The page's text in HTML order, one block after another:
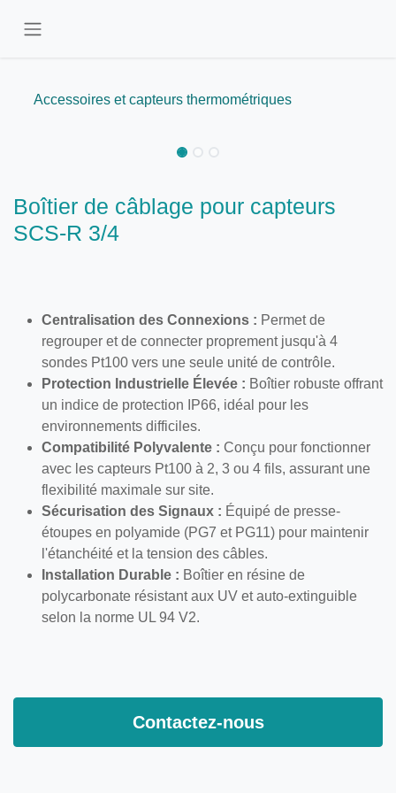
Accessoires et capteurs thermométriques
Boîtier de câblage pour capteurs
SCS-R 3/4
Centralisation des Connexions : Permet de
regrouper et de connecter proprement jusqu'à 4
sondes Pt100 vers une seule unité de contrôle.
Protection Industrielle Élevée :Boîtier robuste
offrant un indice de protection IP66, idéal pour les
environnements difficiles.
Compatibilité Polyvalente :Conçu pour
fonctionner avec les capteurs Pt100 à 2, 3 ou 4 fils,
assurant une flexibilité maximale sur site.
Sécurisation des Signaux :Équipé de presse-
étoupes en polyamide (PG7 et PG11) pour
maintenir l'étanchéité et la tension des câbles.
Installation Durable : Boîtier en résine de
polycarbonate résistant aux UV et auto-extinguible
selon la norme UL 94 V2.
Contactez-nous